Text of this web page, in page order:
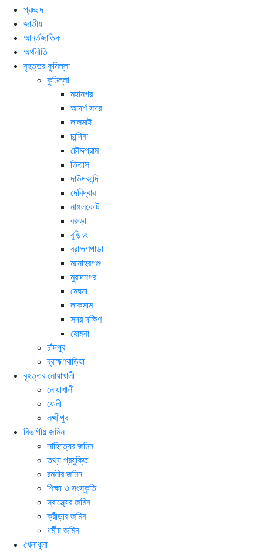
প্রচ্ছদ
জাতীয়
আর্ন্তজাতিক
অর্থনীতি
বৃহত্তর কুমিল্লা
কুমিল্লা
মহানগর
আদর্শ সদর
লালমাই
চান্দিনা
চৌদ্দগ্রাম
তিতাস
দাউদকান্দি
দেবিদ্বার
নাঙ্গলকোট
বরুড়া
বুড়িচং
ব্রাহ্মণপাড়া
মনোহরগঞ্জ
মুরাদনগর
মেঘনা
লাকসাম
সদর দক্ষিণ
হোমনা
চাঁদপুর
ব্রাহ্মণবাড়িয়া
বৃহত্তর নোয়াখালী
নোয়াখালী
ফেনী
লক্ষ্মীপুর
বিভাগীয় জমিন
সাহিত্যের জমিন
তথ্য প্রযুক্তি
রমনীর জমিন
শিক্ষা ও সংস্কৃতি
স্বাস্থ্যের জমিন
ক্রীড়ার জমিন
ধর্মীয় জমিন
খেলাধুলা